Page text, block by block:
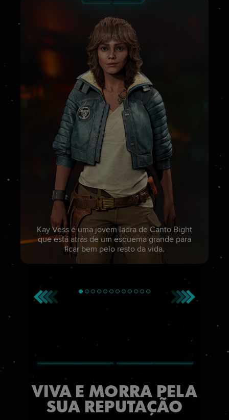
Kay Vess é uma jovem ladra de Canto Bight
que está atrás de um esquema grande para
ficar bem pelo resto da vida.
VIVA E MORRA PELA
SUA REPUTAÇÃO